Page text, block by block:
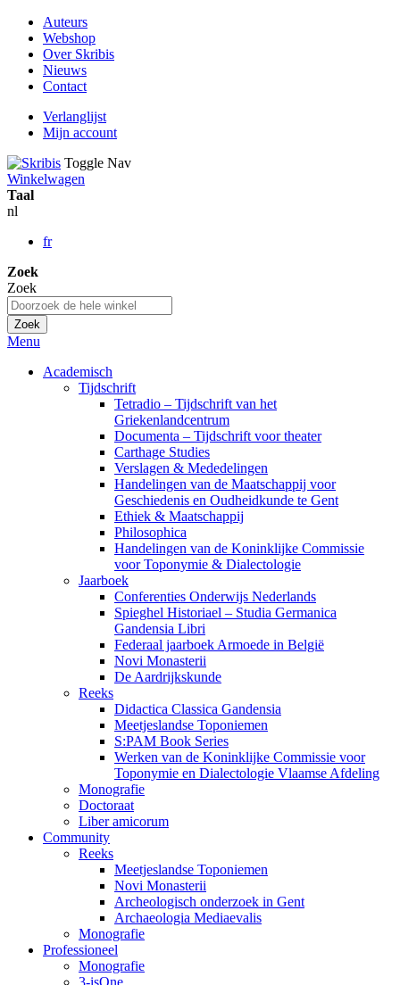
Auteurs
Webshop
Over Skribis
Nieuws
Contact
Verlanglijst
Mijn account
Toggle Nav
Winkelwagen
Taal
nl
fr
Zoek
Zoek
Zoek
Menu
Academisch
Tijdschrift
Tetradio – Tijdschrift van het
Griekenlandcentrum
Documenta – Tijdschrift voor theater
Carthage Studies
Verslagen & Mededelingen
Handelingen van de Maatschappij voor
Geschiedenis en Oudheidkunde te Gent
Ethiek & Maatschappij
Philosophica
Handelingen van de Koninklijke Commissie
voor Toponymie & Dialectologie
Jaarboek
Conferenties Onderwijs Nederlands
Spieghel Historiael – Studia Germanica
Gandensia Libri
Federaal jaarboek Armoede in België
Novi Monasterii
De Aardrijkskunde
Reeks
Didactica Classica Gandensia
Meetjeslandse Toponiemen
S:PAM Book Series
Werken van de Koninklijke Commissie voor
Toponymie en Dialectologie Vlaamse Afdeling
Monografie
Doctoraat
Liber amicorum
Community
Reeks
Meetjeslandse Toponiemen
Novi Monasterii
Archeologisch onderzoek in Gent
Archaeologia Mediaevalis
Monografie
Professioneel
Monografie
3-isOne